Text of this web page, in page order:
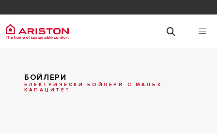
БОЙЛЕРИ
ЕЛЕКТРИЧЕСКИ БОЙЛЕРИ С МАЛЪК
КАПАЦИТЕТ